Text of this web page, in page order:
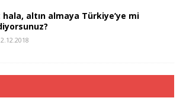
hala, altın almaya Türkiye’ye mi